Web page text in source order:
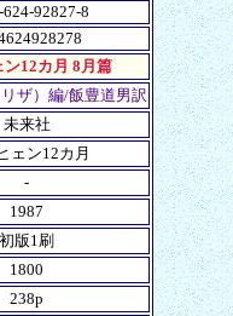
92827-8
ン12カ月 8月篇
ザ）編/飯豊道男訳
未来社
ェン12カ月
-
1987
初版1刷
1800
238p